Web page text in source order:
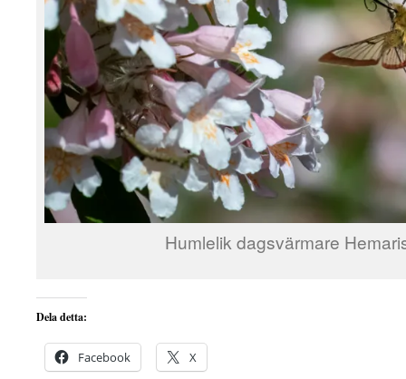
Humlelik dagsvärmare
Dela detta:
Facebook X